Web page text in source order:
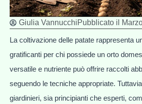
Giulia VannucchiPubblicato il
La coltivazione delle patate rappresenta
gratificanti per chi possiede un orto
versatile e nutriente può offrire raccolti
seguendo le tecniche appropriate.
giardinieri, sia principianti che esperti,